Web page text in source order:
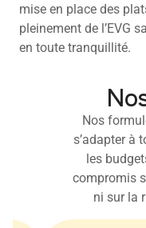
mise en place des
pleinement de l’EVG
en toute tranquillité.
Nos
s’adapter à
les
compromis
ni sur la